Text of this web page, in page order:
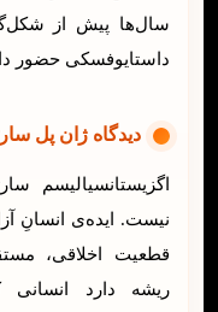
سال‌ها پیش از
داستایوفسکی حضور
دیدگاهژان پل
اگزیستانسیالیسم
نیست. ایده‌ی انسانِ
قطعیت اخلاقی،
ریشه دارد انسانی